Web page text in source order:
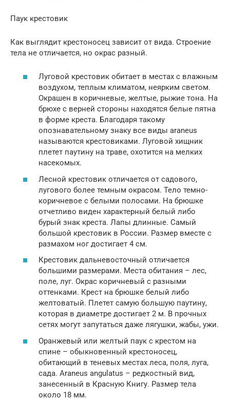
Паук крестовик
Как выглядит крестоносец зависит от вида. Строение
тела не отличается, но окрас разный.
Луговой крестовик обитает в местах с влажным
воздухом, теплым климатом, неярким светом.
Окрашен в коричневые, желтые, рыжие тона. На
брюхе с верней стороны находятся белые пятна
в форме креста. Благодаря такому
опознавательному знаку все виды araneus
называются крестовиками. Луговой хищник
плетет паутину на траве, охотится на мелких
насекомых.
Лесной крестовик отличается от садового,
лугового более темным окрасом. Тело темно-
коричневое с белыми полосами. На брюшке
отчетливо виден характерный белый либо
бурый знак креста. Лапы длинные. Самый
большой крестовик в России. Размер вместе с
размахом ног достигает 4 см.
Крестовик дальневосточный отличается
большими размерами. Места обитания – лес,
поле, луг. Окрас коричневый с разными
оттенками. Крест на брюшке белый либо
желтоватый. Плетет самую большую паутину,
которая в диаметре достигает 2 м. В прочных
сетях могут запутаться даже лягушки, жабы, ужи.
Оранжевый или желтый паук с крестом на
спине – обыкновенный крестоносец,
обитающий в теневых местах леса, поля, луга,
сада. Araneus angulatus – редкостный вид,
занесенный в Красную Книгу. Размер тела
около 18 мм.